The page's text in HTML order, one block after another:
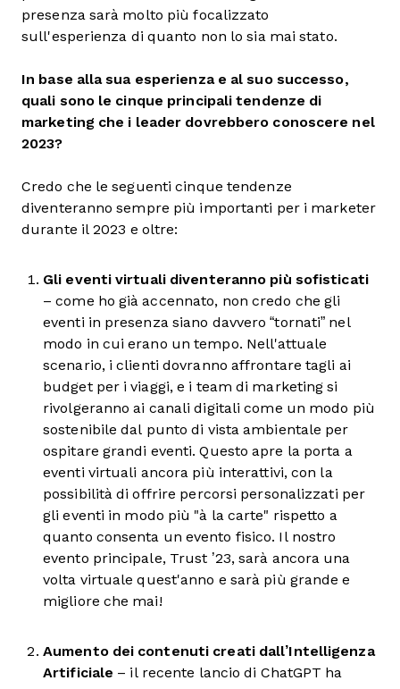
presenza sarà molto più focalizzato
sull'esperienza di quanto non lo sia mai stato.
In base alla sua esperienza e al suo successo,
quali sono le cinque principali tendenze di
marketing che i leader dovrebbero conoscere nel
2023?
Credo che le seguenti cinque tendenze
diventeranno sempre più importanti per i marketer
durante il 2023 e oltre:
Gli eventi virtuali diventeranno più sofisticati
– come ho già accennato, non credo che gli
eventi in presenza siano davvero “tornati” nel
modo in cui erano un tempo. Nell'attuale
scenario, i clienti dovranno affrontare tagli ai
budget per i viaggi, e i team di marketing si
rivolgeranno ai canali digitali come un modo più
sostenibile dal punto di vista ambientale per
ospitare grandi eventi. Questo apre la porta a
eventi virtuali ancora più interattivi, con la
possibilità di offrire percorsi personalizzati per
gli eventi in modo più "à la carte" rispetto a
quanto consenta un evento fisico. Il nostro
evento principale, Trust ’23, sarà ancora una
volta virtuale quest'anno e sarà più grande e
migliore che mai!
Aumento dei contenuti creati dall’Intelligenza
Artificiale – il recente lancio di ChatGPT ha